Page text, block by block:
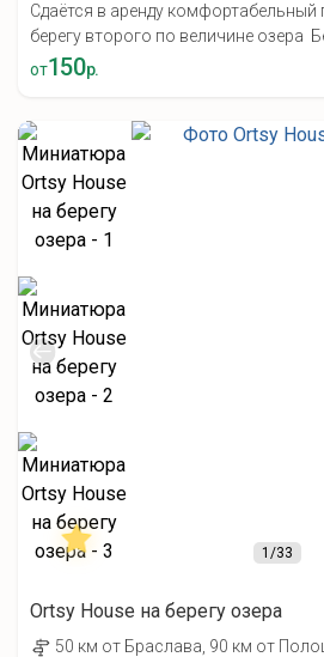
Сдаётся в аренду
берегу второго по величине озера
от150р.
1/33
Ortsy House на берегу озера
50 км от Браслава, 90 км от